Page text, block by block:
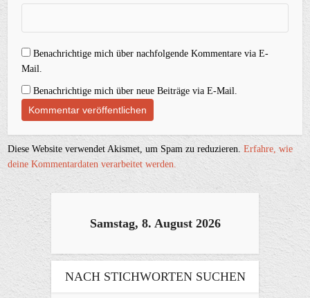
Benachrichtige mich über nachfolgende Kommentare via E-
Mail.
Benachrichtige mich über neue Beiträge via E-Mail.
Diese Website verwendet Akismet, um Spam zu reduzieren.Erfahre, wie
deine Kommentardaten verarbeitet werden.
Samstag, 8. August 2026
NACH STICHWORTEN SUCHEN